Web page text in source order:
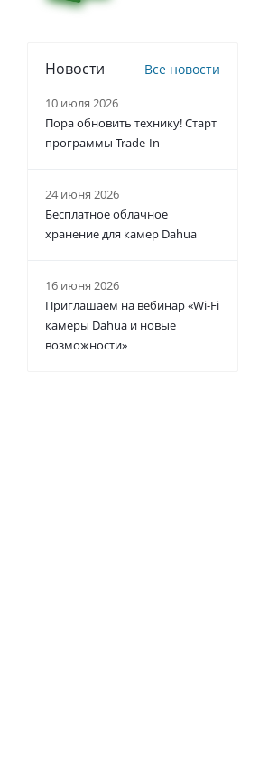
Новости Все новости
10 июля 2026
Пора обновить технику! Старт
программы Trade-In
24 июня 2026
Бесплатное облачное
хранение для камер Dahua
16 июня 2026
Приглашаем на вебинар «Wi-Fi
камеры Dahua и новые
возможности»